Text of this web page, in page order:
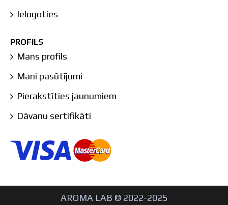
Ielogoties
PROFILS
Mans profils
Mani pasūtījumi
Pierakstīties jaunumiem
Dāvanu sertifikāti
AROMA LAB © 2022-2025